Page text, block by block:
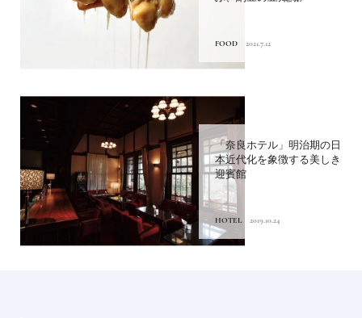
FOOD 2021.7.12
「奈良ホテル」明治期の日
本近代化を象徴する美しき
迎賓館
HOTEL 2019.10.24